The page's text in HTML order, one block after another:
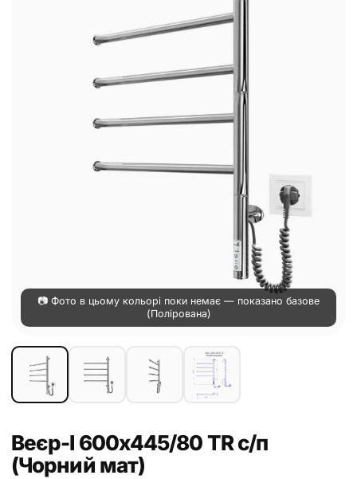
📷 Фото в цьому кольорі поки немає — показано базове
(Полірована)
Веєр-І 600х445/80 TR с/п
(Чорний мат)